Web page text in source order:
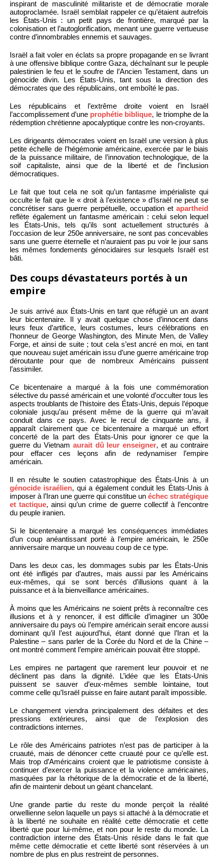
inspirant de masculinité militariste et de démocratie morale
autoproclamée. Israël semblait rappeler ce qu’étaient autrefois
les États-Unis : un petit pays de frontière, marqué par la
colonisation et l’autoglorification, menant une guerre vertueuse
contre d’innombrables ennemis et sauvages.
Israël a fait voler en éclats sa propre propagande en se livrant
à une offensive biblique contre Gaza, déchaînant sur le peuple
palestinien le feu et le soufre de l’Ancien Testament, dans un
génocide divin. Les États-Unis, tant sous la direction des
démocrates que des républicains, ont emboîté le pas.
Les républicains et l’extrême droite voient en Israël
l’accomplissement d’une prophétie biblique, le triomphe de la
rédemption chrétienne apocalyptique contre les non-croyants.
Les dirigeants démocrates voient en Israël une version à plus
petite échelle de l’hégémonie américaine, exercée par le biais
de la puissance militaire, de l’innovation technologique, de la
soif capitaliste, ainsi que de la liberté et de l’inclusion
démocratiques.
Le fait que tout cela ne soit qu’un fantasme impérialiste qui
occulte le fait que le « droit à l’existence » d’Israël ne peut se
concrétiser sans guerre perpétuelle, occupation et apartheid
reflète également un fantasme américain : celui selon lequel
les États-Unis, tels qu’ils sont actuellement structurés à
l’occasion de leur 250e anniversaire, ne sont pas concevables
sans une guerre éternelle et n’auraient pas pu voir le jour sans
les mêmes fondements génocidaires sur lesquels Israël est
bâti.
Des coups dévastateurs portés à un
empire
Je suis arrivé aux États-Unis en tant que réfugié un an avant
leur bicentenaire. Il y avait quelque chose d’innocent dans
leurs feux d’artifice, leurs costumes, leurs célébrations en
l’honneur de George Washington, des Minute Men, de Valley
Forge, et ainsi de suite ; tout cela s’est ancré en moi, en tant
que nouveau sujet américain issu d’une guerre américaine trop
déroutante pour que de nombreux Américains puissent
l’assimiler.
Ce bicentenaire a marqué à la fois une commémoration
sélective du passé américain et une volonté d’occulter tous les
aspects troublants de l’histoire des États-Unis, depuis l’époque
coloniale jusqu’au présent même de la guerre qui m’avait
conduit dans ce pays. Avec le recul de cinquante ans, il
apparaît clairement que ce bicentenaire a marqué un effort
concerté de la part des États-Unis pour ignorer ce que la
guerre du Vietnam aurait dû leur enseigner, et au contraire
pour effacer ces leçons afin de redynamiser l’empire
américain.
Il en résulte le soutien catastrophique des États-Unis à un
génocide israélien, qui a également conduit les États-Unis à
imposer à l’Iran une guerre qui constitue un échec stratégique
et tactique, ainsi qu’un crime de guerre collectif à l’encontre
du peuple iranien.
Si le bicentenaire a marqué les conséquences immédiates
d’un coup anéantissant porté à l’empire américain, le 250e
anniversaire marque un nouveau coup de ce type.
Dans les deux cas, les dommages subis par les États-Unis
ont été infligés par d’autres, mais aussi par les Américains
eux-mêmes, qui se sont bercés d’illusions quant à la
puissance et à la bienveillance américaines.
À moins que les Américains ne soient prêts à reconnaître ces
illusions et à y renoncer, il est difficile d’imaginer un 300e
anniversaire du pays où l’empire américain serait encore aussi
dominant qu’il l’est aujourd’hui, étant donné que l’Iran et la
Palestine – sans parler de la Corée du Nord et de la Chine –
ont montré comment l’empire américain pouvait être stoppé.
Les empires ne partagent que rarement leur pouvoir et ne
déclinent pas dans la dignité. L’idée que les États-Unis
puissent se sauver d’eux-mêmes semble lointaine, tout
comme celle qu’Israël puisse en faire autant paraît impossible.
Le changement viendra principalement des défaites et des
pressions extérieures, ainsi que de l’explosion des
contradictions internes.
Le rôle des Américains patriotes n’est pas de participer à la
cruauté, mais de dénoncer cette cruauté pour ce qu’elle est.
Mais trop d’Américains croient que le patriotisme consiste à
continuer d’exercer la puissance et la violence américaines,
masquées par la rhétorique de la démocratie et de la liberté,
afin de maintenir debout un géant chancelant.
Une grande partie du reste du monde perçoit la réalité
orwellienne selon laquelle un pays si attaché à la démocratie et
à la liberté ne souhaite en réalité cette démocratie et cette
liberté que pour lui-même, et non pour le reste du monde. La
contradiction interne des États-Unis réside dans le fait que
même cette démocratie et cette liberté sont réservées à un
nombre de plus en plus restreint de personnes.